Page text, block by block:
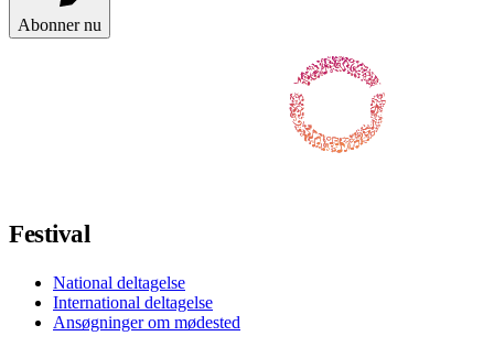
Italian
Abonner nu
Festival
National deltagelse
International deltagelse
Ansøgninger om mødested